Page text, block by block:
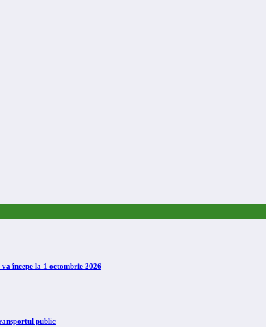
începe la 1 octombrie 2026
public